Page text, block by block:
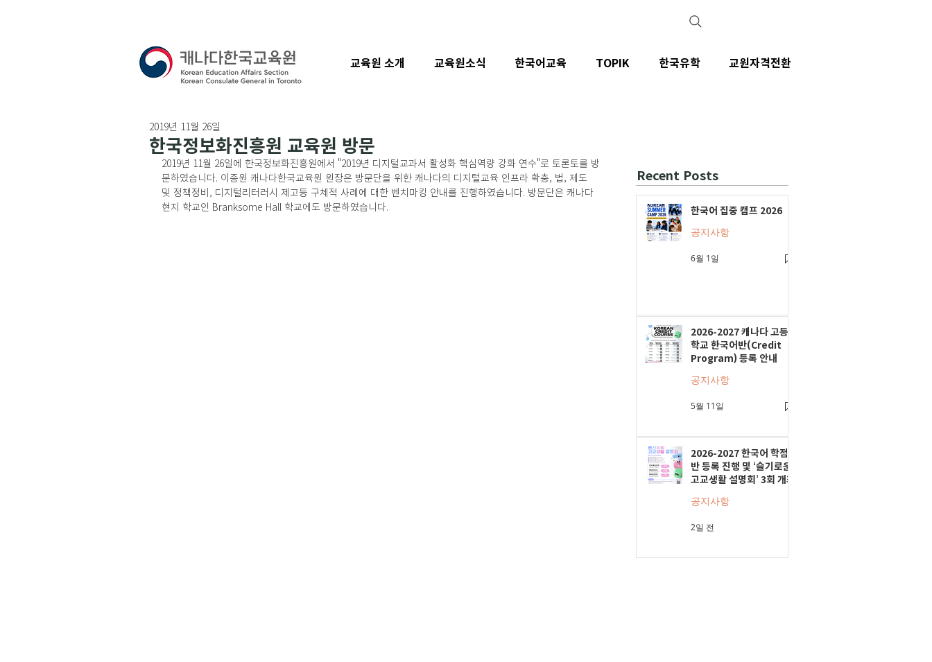
한국정보화진흥원 교육원 방문
2019년 11월 26일
2019년 11월 26일에 한국정보화진흥원에서 "2019년 디지털교과서 활성화 핵심역량 강화 연수"로 토론토를 방
문하였습니다. 이종원 캐나다한국교육원 원장은 방문단을 위한 캐나다의 디지털교육 인프라 확충, 법, 제도
및 정책정비, 디지털리터러시 제고등 구체적 사례에 대한 벤치마킹 안내를 진행하였습니다. 방문단은 캐나다
현지 학교인 Branksome Hall 학교에도 방문하였습니다.
Recent Posts
한국어 집중 캠프 2026
공지사항
6월 1일
2026-2027 캐나다 고등
학교 한국어반(Credit
Program) 등록 안내
공지사항
5월 11일
2026-2027 한국어 학점
반 등록 진행 및 ‘슬기로운
고교생활 설명회’ 3회 개최
공지사항
2일 전
교육원 소개 교육원소식 한국어교육 TOPIK 한국유학 교원자격전환